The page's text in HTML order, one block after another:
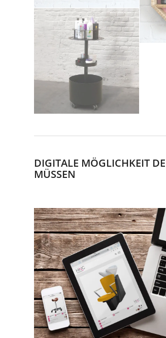
DIGITALE MÖGLICHKEIT
MÜSSEN